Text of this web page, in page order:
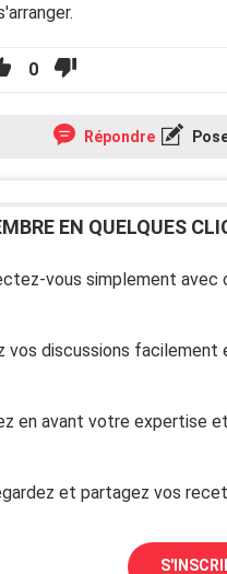
0
Répondre
EN QUELQUES
vous simplement
vos discussions
en avant votre expertise
et partagez vos